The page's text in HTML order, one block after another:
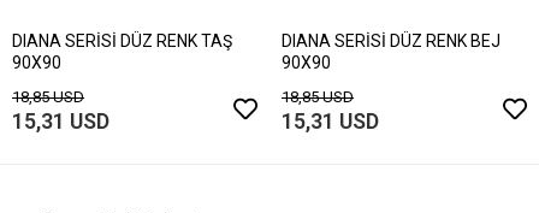
DIANA SERİSİ DÜZ RENK TAŞ
90X90
18,85 USD
15,31 USD
DIANA SERİSİ DÜZ RENK BEJ
90X90
18,85 USD
15,31 USD